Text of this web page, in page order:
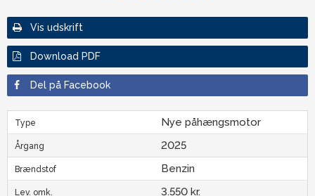
Vis udskrift
Download PDF
Del på Facebook
Type Nye påhængsmotor
Årgang 2025
Brændstof Benzin
Lev. omk. 3.550 kr.